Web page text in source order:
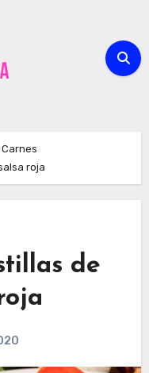
Carnes
roja
de